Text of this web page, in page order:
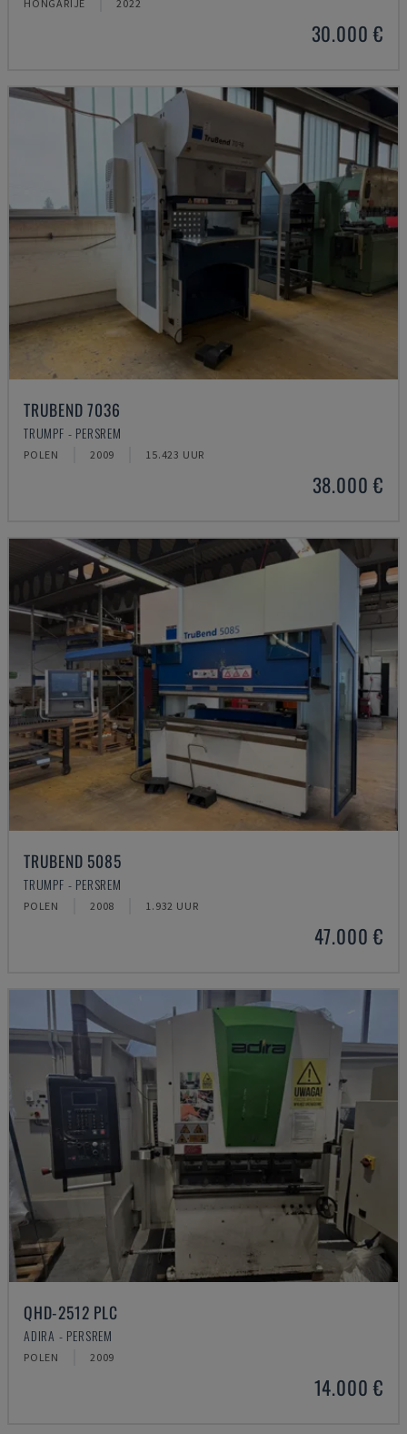
HONGARIJE 2022
30.000 €
TRUBEND 7036
TRUMPF - PERSREM
POLEN 2009 15.423 UUR
38.000 €
TRUBEND 5085
TRUMPF - PERSREM
POLEN 2008 1.932 UUR
47.000 €
QHD-2512 PLC
ADIRA - PERSREM
POLEN 2009
14.000 €